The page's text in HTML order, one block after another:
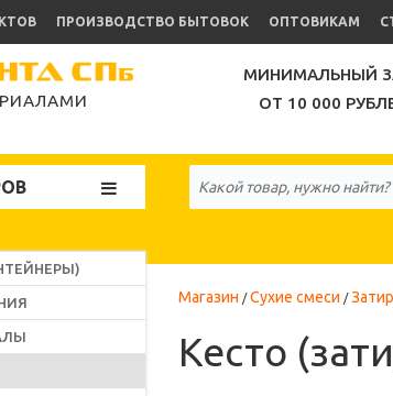
ПРОИЗВОДСТВО БЫТОВОК ОПТОВИКАМ
МИНИМАЛЬНЫЙ
ОТ 10 000
Магазин Сухие смеси
Кесто